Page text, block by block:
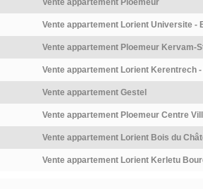
Voir le
au T4,
de
un
Vente appartement Lorient Universite -
Vente appartement Ploemeur Kervam-
Vente appartement Lorient Kerentrech
Vente appartement Gestel
Vente appartement Ploemeur Centre
Vente appartement Lorient Bois du
Vente appartement Lorient Kerletu